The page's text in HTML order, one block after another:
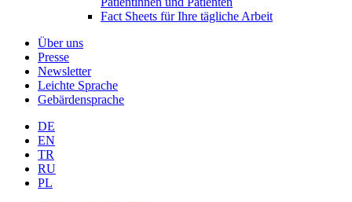
Fact Sheets für Ihre tägliche Arbeit
Über uns
Presse
Newsletter
Leichte Sprache
Gebärdensprache
DE
EN
TR
RU
PL